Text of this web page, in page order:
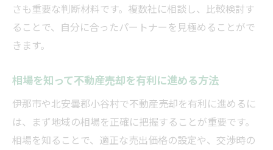
さも重要な判断材料です。複数社に相談し、比較検討す
ることで、自分に合ったパートナーを見極めることがで
きます。
相場を知って不動産売却を有利に進める方法
伊那市や北安曇郡小谷村で不動産売却を有利に進めるに
は、まず地域の相場を正確に把握することが重要です。
相場を知ることで、適正な売出価格の設定や、交渉時の